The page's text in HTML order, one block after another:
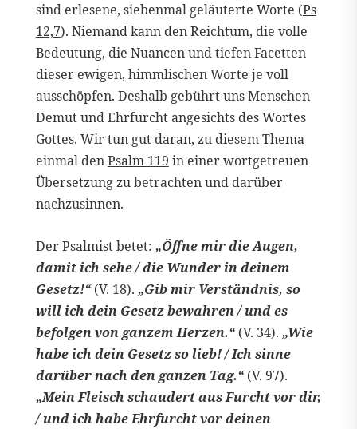
sind erlesene, siebenmal geläuterte Worte (Ps
12,7). Niemand kann den Reichtum, die volle
Bedeutung, die Nuancen und tiefen Facetten
dieser ewigen, himmlischen Worte je voll
ausschöpfen. Deshalb gebührt uns Menschen
Demut und Ehrfurcht angesichts des Wortes
Gottes. Wir tun gut daran, zu diesem Thema
einmal denPsalm 119 in einer wortgetreuen
Übersetzung zu betrachten und darüber
nachzusinnen.
Der Psalmist betet: „Öffne mir die Augen,
damit ich sehe / die Wunder in deinem
Gesetz!“(V. 18). „Gib mir Verständnis, so
will ich dein Gesetz bewahren / und es
befolgen von ganzem Herzen.“ (V. 34). „Wie
habe ich dein Gesetz so lieb! / Ich sinne
darüber nach den ganzen Tag.“(V. 97).
„Mein Fleisch schaudert aus Furcht vor dir,
/ und ich habe Ehrfurcht vor deinen